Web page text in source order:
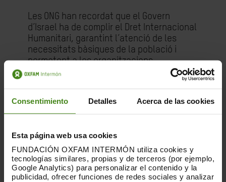
Consentimiento Detalles Acerca de las cookies
Esta página web usa cookies
FUNDACIÓN OXFAM INTERMÓN utiliza cookies y
tecnologías similares, propias y de terceros (por ejemplo,
Google Analytics) para personalizar el contenido y la
publicidad, ofrecer funciones de redes sociales y analizar
Les ONG han recordat que el Govern
d’Israel ha de complir el Dret Internacional
Humanitari, garantint l’atenció de les
necessitats bàsiques de la població i
permetent a les organitzacions
humanitàries proporcionar ajuda vital a
cobrir les necessitats humanitàries. Tant
la Cort Penal Internacional com les
aquest sentit.
Els habitants de Gaza manquen de
productes essencials com aliments,